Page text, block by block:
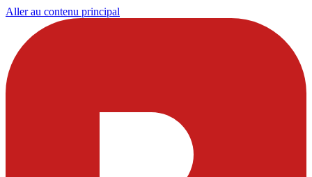
Aller au contenu principal